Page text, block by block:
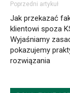
Poprzedni artykuł
Jak przekazać
klientowi spoza
Wyjaśniamy
pokazujemy
rozwiązania